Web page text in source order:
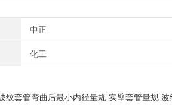
中正
化工
纹套管弯曲后最小内径量规 实壁套管量规 波